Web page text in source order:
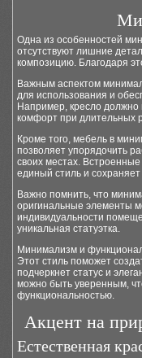
Одна из особенностей
отсутствуют лишние
композицию. Благодаря
Важным аспектом
для использования и
Например, кресло должно
комфорт при длительных
Кроме того, мебель в
позволяет упорядочить
своих местах.
единый стиль и
Важно помнить, что
оригинальные элементы
индивидуальности
уникальная статуэтка.
Минимализм и
Этот стиль поможет
подчеркнет статус и
можно быть уверенным,
функциональностью.
Акцент на
Естественная